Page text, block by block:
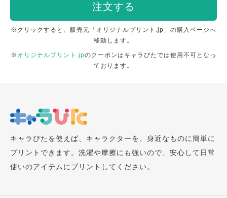
注文する
※クリックすると、販売元「オリジナルプリント.jp」の購入ページへ
移動します。
※ オリジナルプリント.jpのクーポンはキャラぴたでは使用不可となっ
ております。
キャラぴたを使えば、キャラクターを、身近なものに簡単に
プリントできます。洗濯や摩擦にも強いので、安心して日常
使いのアイテムにプリントしてください。